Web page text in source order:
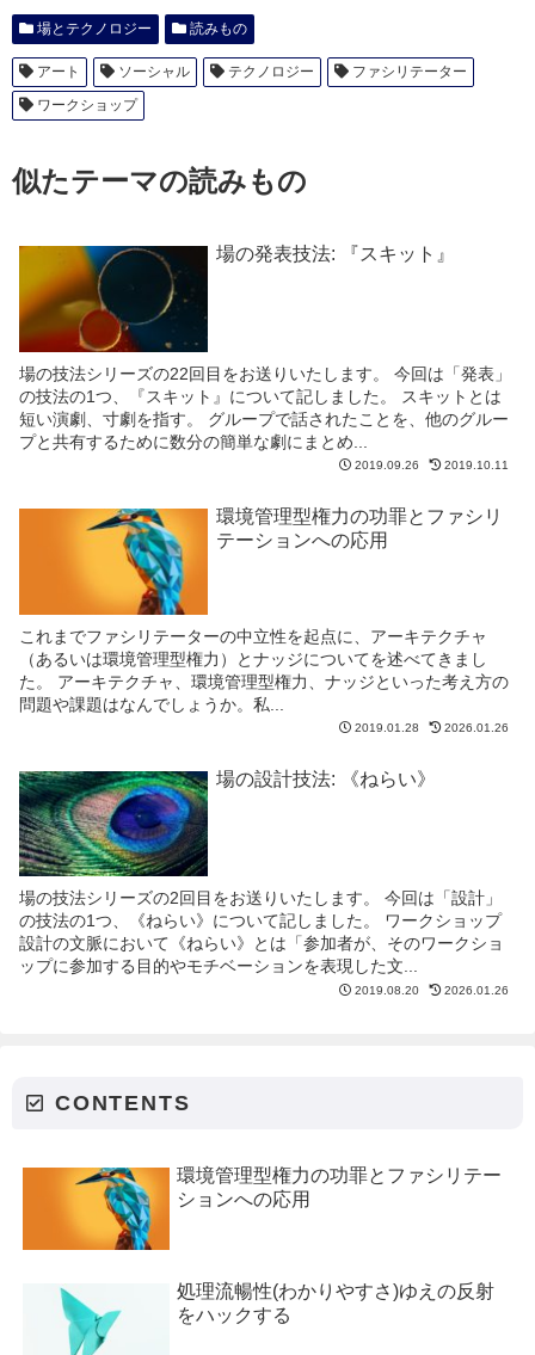
場とテクノロジー 読みもの
アート ソーシャル テクノロジー
ファシリテーター
ワークショップ
似たテーマの読みもの
場の発表技法: 『スキット』
場の技法シリーズの22回目をお送りいたします。 今回は「発表」
の技法の1つ、『スキット』について記しました。 スキットとは
短い演劇、寸劇を指す。 グループで話されたことを、他のグルー
プと共有するために数分の簡単な劇にまとめ...
2019.09.26 2019.10.11
環境管理型権力の功罪とファシリ
テーションへの応用
これまでファシリテーターの中立性を起点に、アーキテクチャ
（あるいは環境管理型権力）とナッジについてを述べてきまし
た。 アーキテクチャ、環境管理型権力、ナッジといった考え方の
問題や課題はなんでしょうか。私...
2019.01.28 2026.01.26
場の設計技法: 《ねらい》
場の技法シリーズの2回目をお送りいたします。 今回は「設計」
の技法の1つ、《ねらい》について記しました。 ワークショップ
設計の文脈において《ねらい》とは「参加者が、そのワークショ
ップに参加する目的やモチベーションを表現した文...
2019.08.20 2026.01.26
CONTENTS
環境管理型権力の功罪とファシリテー
ションへの応用
処理流暢性(わかりやすさ)ゆえの反射
をハックする